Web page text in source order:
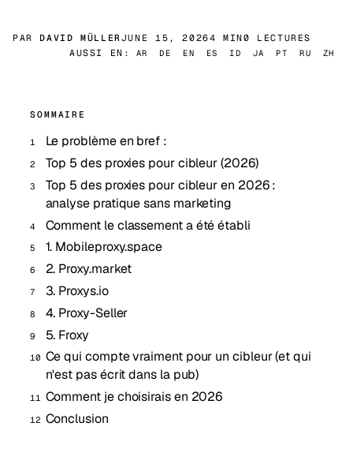
PAR DAVID MÜLLERJUNE 15, 20264 MIN0 LECTURES
AUSSI EN:
AR DE EN ES ID JA PT RU ZH
SOMMAIRE
Le problème en bref :
Top 5 des proxies pour cibleur (2026)
Top 5 des proxies pour cibleur en 2026 :
analyse pratique sans marketing
Comment le classement a été établi
1. Mobileproxy.space
2. Proxy.market
3. Proxys.io
4. Proxy-Seller
5. Froxy
Ce qui compte vraiment pour un cibleur (et qui
n'est pas écrit dans la pub)
Comment je choisirais en 2026
Conclusion